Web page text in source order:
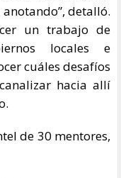
detalló.
un trabajo de
locales e
cuáles desafíos
hacia allí
de 30 mentores,